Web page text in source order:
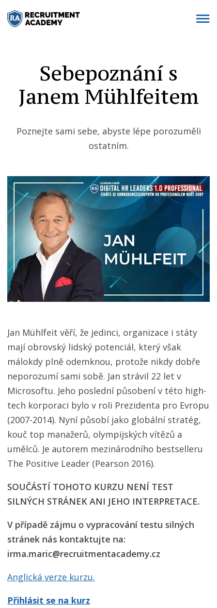
Sebepoznání s
Janem Mühlfeitem
Poznejte sami sebe, abyste lépe porozuměli
ostatním.
Jan Mühlfeit věří, že jedinci, organizace i státy
mají obrovský lidský potenciál, který však
málokdy plně odemknou, protože nikdy dobře
neporozumí sami sobě. Jan strávil 22 let v
Microsoftu. Jeho poslední působení v této high-
tech korporaci bylo v roli Prezidenta pro Evropu
(2007-2014). Nyní působí jako globální stratég,
kouč top manažerů, olympijských vítězů a
umělců. Je autorem mezinárodního bestselleru
The Positive Leader (Pearson 2016).
SOUČÁSTÍ TOHOTO KURZU NENÍ TEST
SILNÝCH STRÁNEK ANI JEHO INTERPRETACE.
V případě zájmu o vypracování testu silných
stránek nás kontaktujte na:
irma.maric@recruitmentacademy.cz
Anglická verze kurzu.
Přihlásit se na kurz